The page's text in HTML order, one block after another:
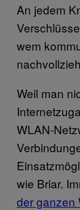
An jedem
wem
Weil man
WLAN-
wie Briar.
der ganzen